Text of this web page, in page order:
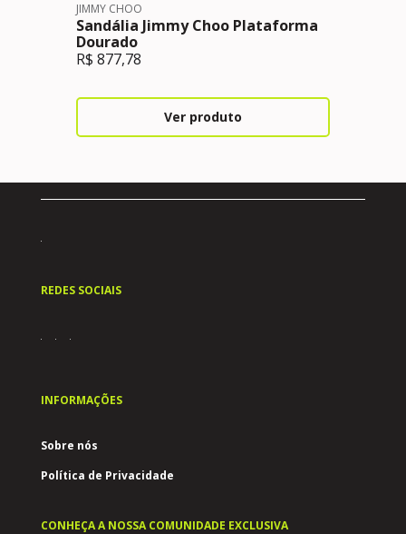
JIMMY CHOO
Sandália Jimmy Choo Plataforma
Dourado
R$ 877,78
Ver produto
REDES SOCIAIS
INFORMAÇÕES
Sobre nós
Política de Privacidade
CONHEÇA A NOSSA COMUNIDADE EXCLUSIVA